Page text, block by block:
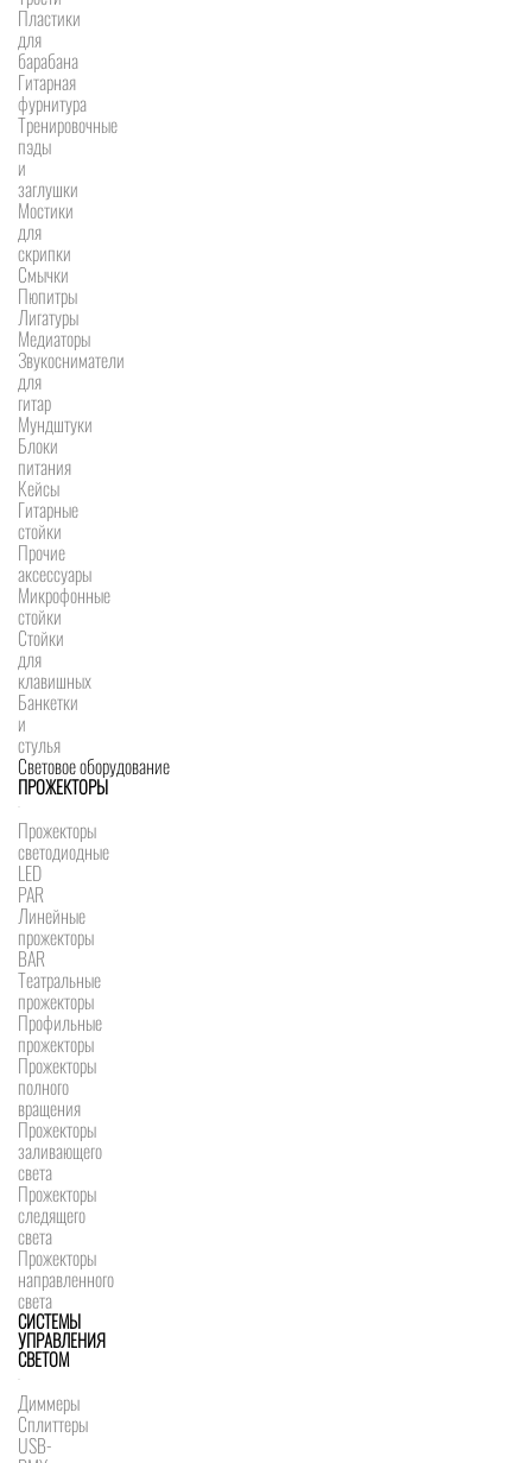
Пластики
для
барабана
Гитарная
фурнитура
Тренировочные
пэды
и
заглушки
Мостики
для
скрипки
Смычки
Пюпитры
Лигатуры
Медиаторы
Звукосниматели
для
гитар
Мундштуки
Блоки
питания
Кейсы
Гитарные
стойки
Прочие
аксессуары
Микрофонные
стойки
Стойки
для
клавишных
Банкетки
и
стулья
Световое оборудование
ПРОЖЕКТОРЫ
Прожекторы
светодиодные
LED
PAR
Линейные
прожекторы
BAR
Театральные
прожекторы
Профильные
прожекторы
Прожекторы
полного
вращения
Прожекторы
заливающего
света
Прожекторы
следящего
света
Прожекторы
направленного
света
СИСТЕМЫ
УПРАВЛЕНИЯ
СВЕТОМ
Диммеры
Сплиттеры
USB-